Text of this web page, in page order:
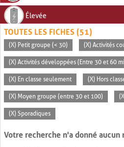
Élevée
TOUTES LES FICHES (51)
(X) Petit groupe (< 30) (X) Activités
(X) Activités développées (Entre 30 et 60
(X) En classe seulement (X) Hors
(X) Moyen groupe (entre 30 et 100)
(X) Sporadiques
Votre recherche n'a donné aucun